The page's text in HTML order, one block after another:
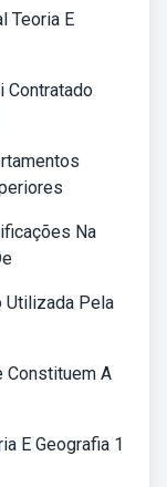
Teoria E
Contratado
Na
Utilizada Pela
Constituem A
E Geografia 1